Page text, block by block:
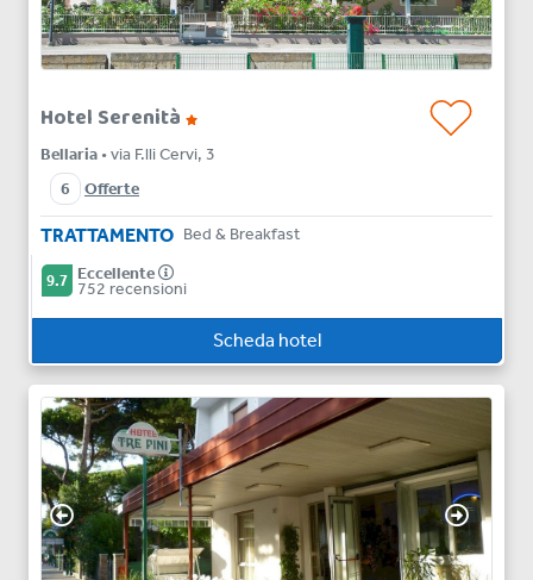
Hotel Serenità
Bellaria • via F.lli Cervi, 3
6
Offerte
TRATTAMENTO Bed & Breakfast
9.7 Eccellente
752 recensioni
Scheda hotel